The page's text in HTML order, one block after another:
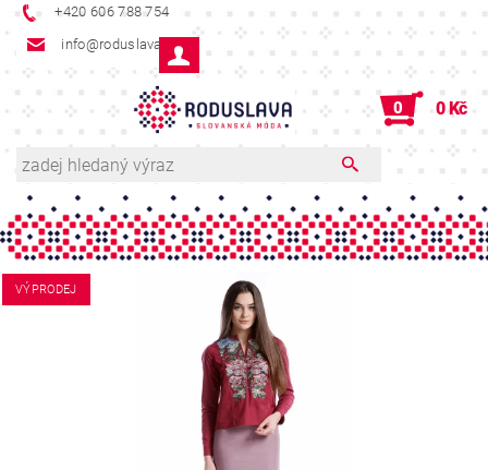
+420 606 788 754
info@roduslava.cz
0 0 Kč
VÝPRODEJ